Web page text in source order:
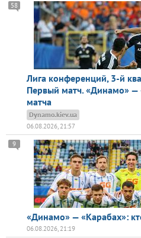
Лига конференций, 3-й
Первый матч. «Динамо» —
матча
58
Dynamo.kiev.ua
06.08.2026, 21:57
«Динамо» — «Карабах»:
9
06.08.2026, 21:19